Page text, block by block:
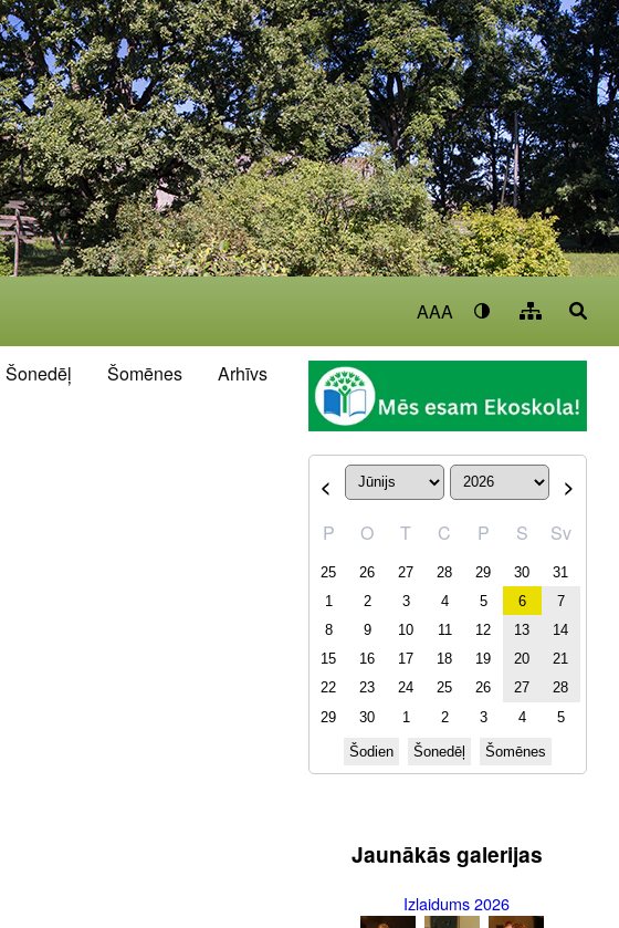
AAA
Šonedēļ Šomēnes Arhīvs
<
>
P
O T C P S Sv
25 26 27 28 29 30
31
1
2 3 4 5 6
7
8
9 10 11 12 13
14
15
16 17 18 19 20
21
22
23 24 25 26 27
28
29
30 1 2 3 4 5
Šodien Šonedēļ Šomēnes
Jaunākās galerijas
Izlaidums 2026